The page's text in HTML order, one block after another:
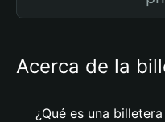
Acerca de la
¿Qué es una